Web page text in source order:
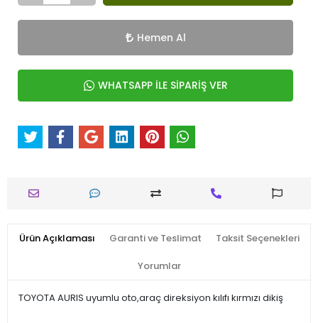
Hemen Al
WHATSAPP İLE SİPARİŞ VER
Ürün Açıklaması Garanti ve Teslimat Taksit Seçenekleri
Yorumlar
TOYOTA AURIS uyumlu oto,araç direksiyon kılıfı kırmızı dikiş